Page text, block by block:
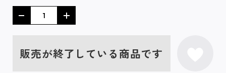
販売が終了している商品です